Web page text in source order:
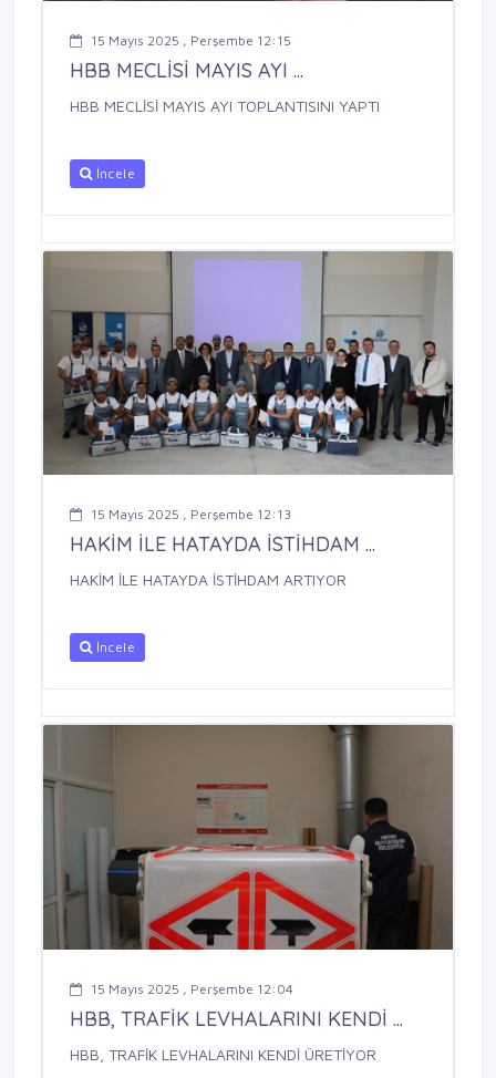
15 Mayıs 2025 , Perşembe 12:15
HBB MECLİSİ MAYIS AYI ...
HBB MECLİSİ MAYIS AYI TOPLANTISINI YAPTI
İncele
15 Mayıs 2025 , Perşembe 12:13
HAKİM İLE HATAYDA İSTİHDAM ...
HAKİM İLE HATAYDA İSTİHDAM ARTIYOR
İncele
15 Mayıs 2025 , Perşembe 12:04
HBB, TRAFİK LEVHALARINI KENDİ ...
HBB, TRAFİK LEVHALARINI KENDİ ÜRETİYOR